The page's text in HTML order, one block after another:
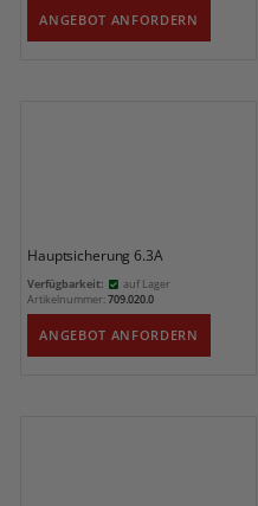
ANGEBOT ANFORDERN
Hauptsicherung 6.3A
Verfügbarkeit:
auf Lager
Artikelnummer:709.020.0
ANGEBOT ANFORDERN